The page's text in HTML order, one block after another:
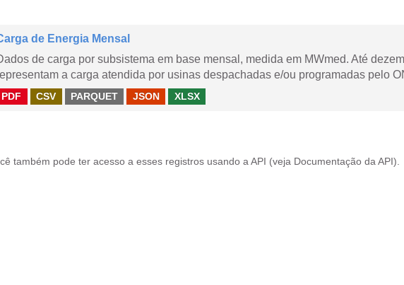
de Energia Mensal
de carga por subsistema em base mensal, medida em MWmed. Até
a carga atendida por usinas despachadas e/ou programadas pelo
PDF CSV PARQUET JSON XLSX
também pode ter acesso a esses registros usando a API (veja Documentação da API ).